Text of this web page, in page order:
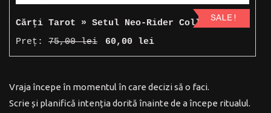
SALE!
Cărți Tarot » Setul Neo-Rider Collection
Preț: 75,00lei
Prețul
inițial
fost:
75,00 lei.
60,00 lei
curent
60,00 lei.
Vraja începe în momentul în care decizi să o faci.
Scrie și planifică intenția dorită înainte de a începe ritualul.